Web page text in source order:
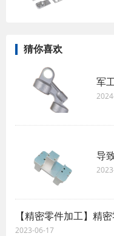
猜你喜欢
军
导
【精密零件加工】精
2023-06-17